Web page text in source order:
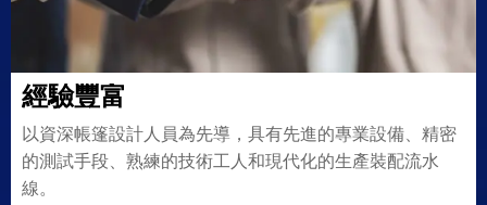
經驗豐富
以資深帳篷設計人員為先導，具有先進的專業設備、精密
的測試手段、熟練的技術工人和現代化的生產裝配流水
線。